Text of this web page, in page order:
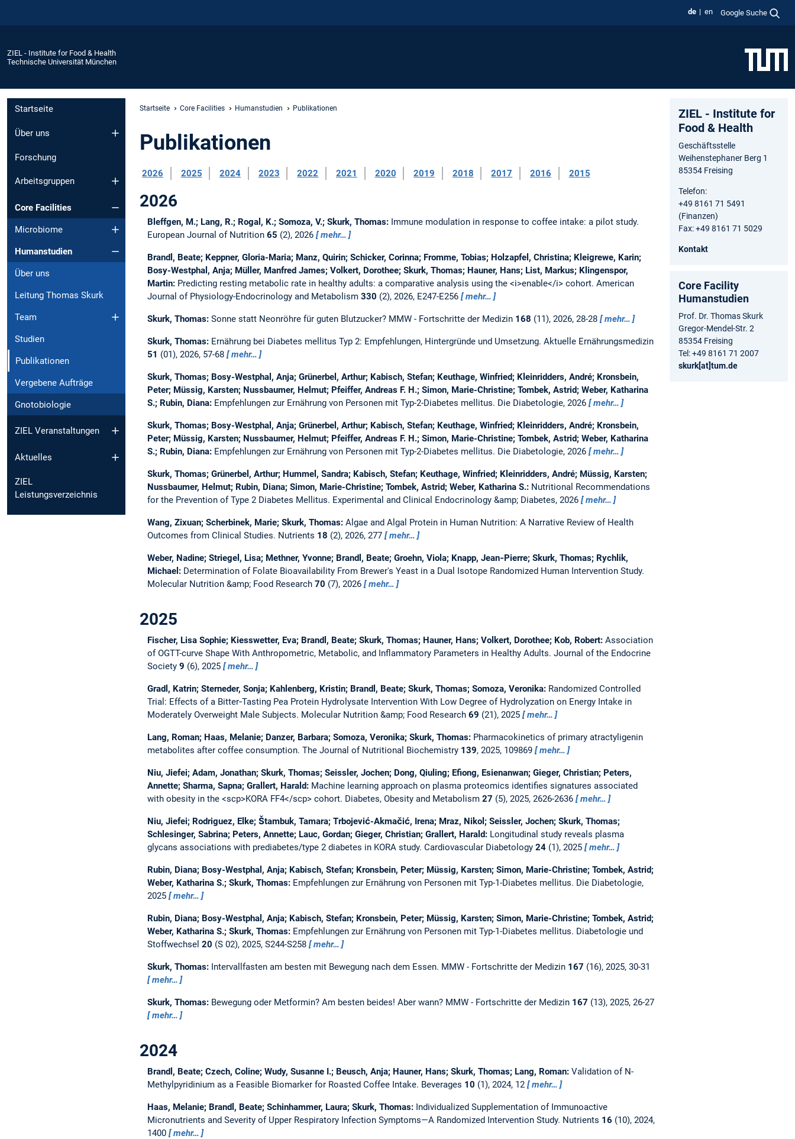
de en Google Suche
ZIEL - Institute for Food & Health
Technische Universität München
Startseite
Über uns
Forschung
Arbeitsgruppen
Core Facilities
Microbiome
Humanstudien
Über uns
Leitung Thomas Skurk
Team
Studien
Publikationen
Vergebene Aufträge
Gnotobiologie
ZIEL Veranstaltungen
Aktuelles
ZIEL
Leistungsverzeichnis
Startseite Core Facilities Humanstudien Publikationen
Publikationen
2026 2025 2024 2023 2022 2021 2020 2019 2018 2017 2016 2015
2026
Bleffgen, M.; Lang, R.; Rogal, K.; Somoza, V.; Skurk, Thomas: Immune modulation in response to coffee intake: a pilot study.
European Journal of Nutrition 65 (2), 2026 mehr…
Brandl, Beate; Keppner, Gloria-Maria; Manz, Quirin; Schicker, Corinna; Fromme, Tobias; Holzapfel, Christina; Kleigrewe, Karin;
Bosy-Westphal, Anja; Müller, Manfred James; Volkert, Dorothee; Skurk, Thomas; Hauner, Hans; List, Markus; Klingenspor,
Martin: Predicting resting metabolic rate in healthy adults: a comparative analysis using the <i>enable</i> cohort. American
Journal of Physiology-Endocrinology and Metabolism 330 (2), 2026, E247-E256 mehr…
Skurk, Thomas: Sonne statt Neonröhre für guten Blutzucker? MMW - Fortschritte der Medizin 168 (11), 2026, 28-28 mehr…
Skurk, Thomas: Ernährung bei Diabetes mellitus Typ 2: Empfehlungen, Hintergründe und Umsetzung. Aktuelle Ernährungsmedizin
51 (01), 2026, 57-68 mehr…
Skurk, Thomas; Bosy-Westphal, Anja; Grünerbel, Arthur; Kabisch, Stefan; Keuthage, Winfried; Kleinridders, André; Kronsbein,
Peter; Müssig, Karsten; Nussbaumer, Helmut; Pfeiffer, Andreas F. H.; Simon, Marie-Christine; Tombek, Astrid; Weber, Katharina
S.; Rubin, Diana: Empfehlungen zur Ernährung von Personen mit Typ-2-Diabetes mellitus. Die Diabetologie, 2026 mehr…
Skurk, Thomas; Bosy-Westphal, Anja; Grünerbel, Arthur; Kabisch, Stefan; Keuthage, Winfried; Kleinridders, André; Kronsbein,
Peter; Müssig, Karsten; Nussbaumer, Helmut; Pfeiffer, Andreas F. H.; Simon, Marie-Christine; Tombek, Astrid; Weber, Katharina
S.; Rubin, Diana: Empfehlungen zur Ernährung von Personen mit Typ-2-Diabetes mellitus. Die Diabetologie, 2026 mehr…
Skurk, Thomas; Grünerbel, Arthur; Hummel, Sandra; Kabisch, Stefan; Keuthage, Winfried; Kleinridders, André; Müssig, Karsten;
Nussbaumer, Helmut; Rubin, Diana; Simon, Marie-Christine; Tombek, Astrid; Weber, Katharina S.: Nutritional Recommendations
for the Prevention of Type 2 Diabetes Mellitus. Experimental and Clinical Endocrinology &amp; Diabetes, 2026 mehr…
Wang, Zixuan; Scherbinek, Marie; Skurk, Thomas: Algae and Algal Protein in Human Nutrition: A Narrative Review of Health
Outcomes from Clinical Studies. Nutrients 18 (2), 2026, 277 mehr…
Weber, Nadine; Striegel, Lisa; Methner, Yvonne; Brandl, Beate; Groehn, Viola; Knapp, Jean‐Pierre; Skurk, Thomas; Rychlik,
Michael: Determination of Folate Bioavailability From Brewer's Yeast in a Dual Isotope Randomized Human Intervention Study.
Molecular Nutrition &amp; Food Research 70 (7), 2026 mehr…
2025
Fischer, Lisa Sophie; Kiesswetter, Eva; Brandl, Beate; Skurk, Thomas; Hauner, Hans; Volkert, Dorothee; Kob, Robert: Association
of OGTT-curve Shape With Anthropometric, Metabolic, and Inflammatory Parameters in Healthy Adults. Journal of the Endocrine
Society 9 (6), 2025 mehr…
Gradl, Katrin; Sterneder, Sonja; Kahlenberg, Kristin; Brandl, Beate; Skurk, Thomas; Somoza, Veronika: Randomized Controlled
Trial: Effects of a Bitter‐Tasting Pea Protein Hydrolysate Intervention With Low Degree of Hydrolyzation on Energy Intake in
Moderately Overweight Male Subjects. Molecular Nutrition &amp; Food Research 69 (21), 2025 mehr…
Lang, Roman; Haas, Melanie; Danzer, Barbara; Somoza, Veronika; Skurk, Thomas: Pharmacokinetics of primary atractyligenin
metabolites after coffee consumption. The Journal of Nutritional Biochemistry 139, 2025, 109869 mehr…
Niu, Jiefei; Adam, Jonathan; Skurk, Thomas; Seissler, Jochen; Dong, Qiuling; Efiong, Esienanwan; Gieger, Christian; Peters,
Annette; Sharma, Sapna; Grallert, Harald: Machine learning approach on plasma proteomics identifies signatures associated
with obesity in the <scp>KORA FF4</scp> cohort. Diabetes, Obesity and Metabolism 27 (5), 2025, 2626-2636 mehr…
Niu, Jiefei; Rodriguez, Elke; Štambuk, Tamara; Trbojević-Akmačić, Irena; Mraz, Nikol; Seissler, Jochen; Skurk, Thomas;
Schlesinger, Sabrina; Peters, Annette; Lauc, Gordan; Gieger, Christian; Grallert, Harald: Longitudinal study reveals plasma
glycans associations with prediabetes/type 2 diabetes in KORA study. Cardiovascular Diabetology 24(1), 2025 mehr…
Rubin, Diana; Bosy-Westphal, Anja; Kabisch, Stefan; Kronsbein, Peter; Müssig, Karsten; Simon, Marie-Christine; Tombek, Astrid;
Weber, Katharina S.; Skurk, Thomas: Empfehlungen zur Ernährung von Personen mit Typ-1-Diabetes mellitus. Die Diabetologie,
2025
mehr…
Rubin, Diana; Bosy-Westphal, Anja; Kabisch, Stefan; Kronsbein, Peter; Müssig, Karsten; Simon, Marie-Christine; Tombek, Astrid;
Weber, Katharina S.; Skurk, Thomas: Empfehlungen zur Ernährung von Personen mit Typ-1-Diabetes mellitus. Diabetologie und
Stoffwechsel 20 (S 02), 2025, S244-S258 mehr…
Skurk, Thomas: Intervallfasten am besten mit Bewegung nach dem Essen. MMW - Fortschritte der Medizin 167 (16), 2025, 30-31
mehr…
Skurk, Thomas: Bewegung oder Metformin? Am besten beides! Aber wann? MMW - Fortschritte der Medizin 167 (13), 2025, 26-27
mehr…
2024
Brandl, Beate; Czech, Coline; Wudy, Susanne I.; Beusch, Anja; Hauner, Hans; Skurk, Thomas; Lang, Roman: Validation of N-
Methylpyridinium as a Feasible Biomarker for Roasted Coffee Intake. Beverages 10 (1), 2024, 12 mehr…
Haas, Melanie; Brandl, Beate; Schinhammer, Laura; Skurk, Thomas: Individualized Supplementation of Immunoactive
Micronutrients and Severity of Upper Respiratory Infection Symptoms—A Randomized Intervention Study. Nutrients 16 (10), 2024,
1400
mehr…
ZIEL - Institute for
Food & Health
Geschäftsstelle
Weihenstephaner Berg 1
85354 Freising
Telefon:
+49 8161 71 5491
(Finanzen)
Fax: +49 8161 71 5029
Kontakt
Core Facility
Humanstudien
Prof. Dr. Thomas Skurk
Gregor-Mendel-Str. 2
85354 Freising
Tel: +49 8161 71 2007
skurk[at]tum.de